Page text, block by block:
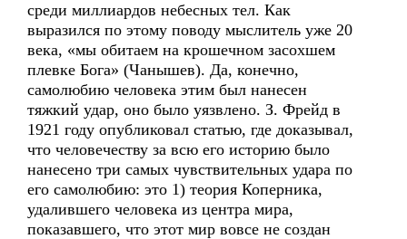
среди миллиардов небесных тел. Как
выразился по этому поводу мыслитель уже 20
века, «мы обитаем на крошечном засохшем
плевке Бога» (Чанышев). Да, конечно,
самолюбию человека этим был нанесен
тяжкий удар, оно было уязвлено. З. Фрейд в
1921 году опубликовал статью, где доказывал,
что человечеству за всю его историю было
нанесено три самых чувствительных удара по
его самолюбию: это 1) теория Коперника,
удалившего человека из центра мира,
показавшего, что этот мир вовсе не создан